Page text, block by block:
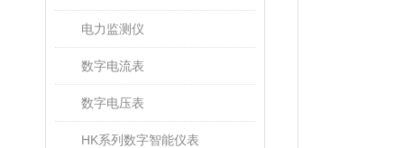
电力监测仪
数字电流表
数字电压表
HK系列数字智能仪表